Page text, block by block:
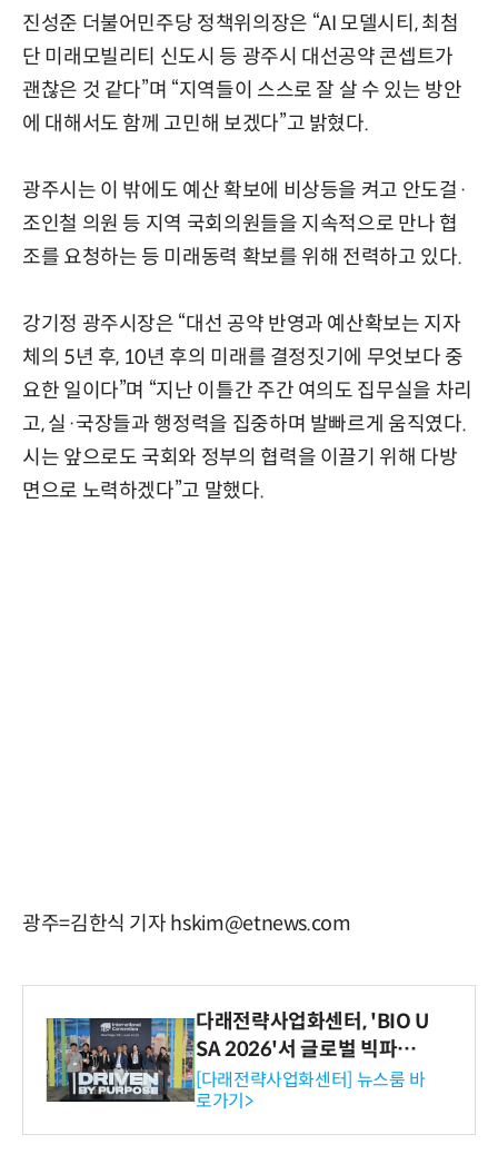
진성준 더불어민주당 정책위의장은 “AI 모델시티, 최첨
단 미래모빌리티 신도시 등 광주시 대선공약 콘셉트가
괜찮은 것 같다”며 “지역들이 스스로 잘 살 수 있는 방안
에 대해서도 함께 고민해 보겠다”고 밝혔다.
광주시는 이 밖에도 예산 확보에 비상등을 켜고 안도걸·
조인철 의원 등 지역 국회의원들을 지속적으로 만나 협
조를 요청하는 등 미래동력 확보를 위해 전력하고 있다.
강기정 광주시장은 “대선 공약 반영과 예산확보는 지자
체의 5년 후, 10년 후의 미래를 결정짓기에 무엇보다 중
요한 일이다”며 “지난 이틀간 주간 여의도 집무실을 차리
고, 실·국장들과 행정력을 집중하며 발빠르게 움직였다.
시는 앞으로도 국회와 정부의 협력을 이끌기 위해 다방
면으로 노력하겠다”고 말했다.
광주=김한식 기자 hskim@etnews.com
다래전략사업화센터, 'BIO U
SA 2026'서 글로벌 빅파마
와의 비즈니스 미팅 지원…K
-바이오 해외 진출 교두보 확
보
[다래전략사업화센터] 뉴스룸 바
로가기>